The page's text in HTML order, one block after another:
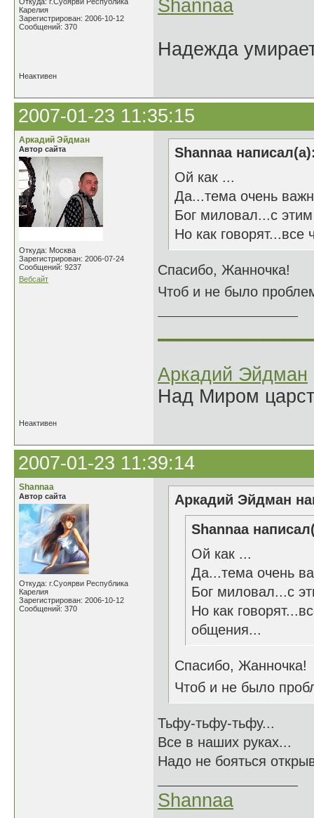
Карелия
Зарегистрирован: 2006-10-12
Сообщений: 370
Shannaa
Надежда
Неактивен
2007-01-23 11:35:15
Аркадий Эйдман
Автор сайта
Откуда: Москва
Зарегистрирован: 2006-07-24
Сообщений: 9237
Вебсайт
Shannaa
Ой как ...
Да...тема очень
Бог миловал...с
Но как
Спасибо, Жанночка!
Чтоб и не было
Аркадий Эйдман
Над Миром
Неактивен
2007-01-23 11:39:14
Shannaa
Автор сайта
Откуда: г.Суоярви Республика
Карелия
Зарегистрирован: 2006-10-12
Сообщений: 370
Аркадий Эйдман
Shannaa
Ой как ...
Да...тема очень
Бог миловал...с
Но как
общения...
Спасибо, Жанночка!
Чтоб и не было
Тьфу-тьфу-тьфу...
Все в наших руках...
Надо не бояться
Shannaa